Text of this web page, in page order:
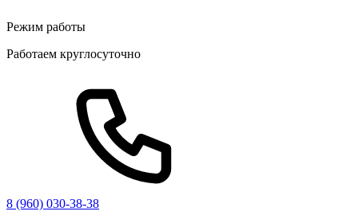
Режим работы
Работаем круглосуточно
8 (960) 030-38-38